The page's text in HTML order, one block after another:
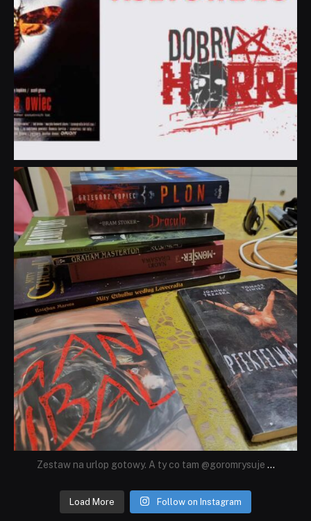
dobryhorror
Lip 31
Zestaw na urlop gotowy. A ty co tam @goromrysuje ...
Load More Follow on Instagram